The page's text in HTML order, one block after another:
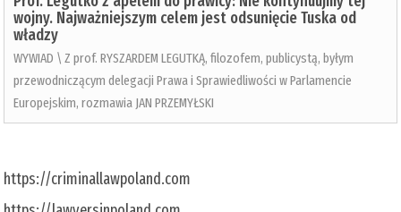
wojny. Najważniejszym celem jest odsunięcie Tuska od
władzy
WYWIAD \ Z prof. RYSZARDEM LEGUTKĄ, filozofem, publicystą, byłym
przewodniczącym delegacji Prawa i Sprawiedliwości w Parlamencie
Europejskim, rozmawia JAN PRZEMYŁSKI
https://criminallawpoland.com